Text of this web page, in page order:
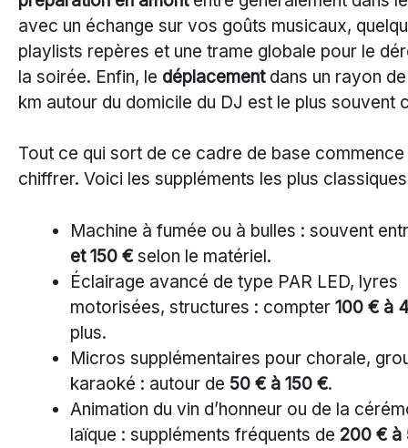
avec un échange sur vos goûts musicaux,
playlists repères et une trame globale pour le
la soirée. Enfin, le déplacementdans un rayon
km autour du domicile du DJ est le plus souvent
Tout ce qui sort de ce cadre de base commence
chiffrer. Voici les suppléments les plus
Machine à fumée ou à bulles : souvent
et 150 € selon le matériel.
Éclairage avancé de type PAR LED, lyres
motorisées, structures : compter 100 € à
plus.
Micros supplémentaires pour chorale,
karaoké : autour de 50 € à 150 €.
Animation du vin d’honneur ou de la
laïque : suppléments fréquents de 200 € à